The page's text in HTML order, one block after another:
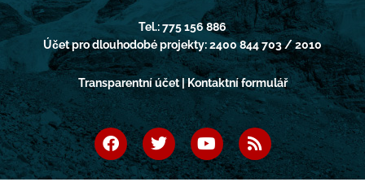
Tel.: 775 156 886
Účet pro dlouhodobé projekty: 2400 844 703 / 2010
Transparentní účet | Kontaktní formulář
F
a
c
e
T
w
i
t
Y
o
u
t
R
s
s